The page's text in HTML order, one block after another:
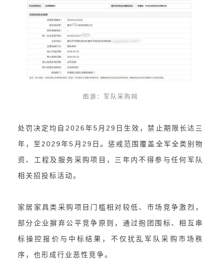
图源：军队采购网
处罚决定均自2026年5月29日生效，禁止期限长达三
年，至2029年5月29日。惩戒范围覆盖全军全类别物
资、工程及服务采购项目，三年内不得参与任何军队
相关招投标活动。
家居家具类采购项目门槛相对较低、市场竞争激烈，
部分企业摒弃公平竞争原则，通过抱团围标、相互串
标操控报价与中标结果，不仅扰乱军队采购市场秩
序，也形成行业恶性竞争。